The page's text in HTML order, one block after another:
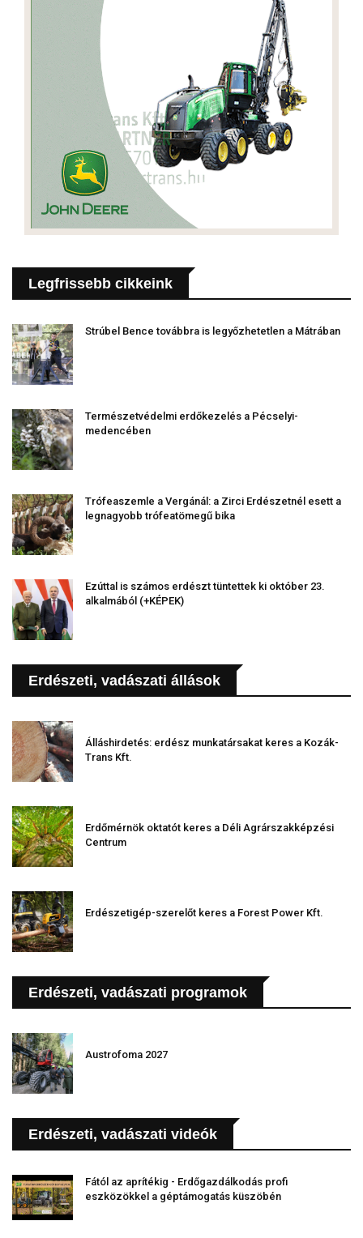
Legfrissebb cikkeink
Strúbel Bence továbbra is legyőzhetetlen a Mátrában
Természetvédelmi erdőkezelés a Pécselyi-
medencében
Trófeaszemle a Vergánál: a Zirci Erdészetnél esett a
legnagyobb trófeatömegű bika
Ezúttal is számos erdészt tüntettek ki október 23.
alkalmából (+KÉPEK)
Erdészeti, vadászati állások
Álláshirdetés: erdész munkatársakat keres a Kozák-
Trans Kft.
Erdőmérnök oktatót keres a Déli Agrárszakképzési
Centrum
Erdészetigép-szerelőt keres a Forest Power Kft.
Erdészeti, vadászati programok
Austrofoma 2027
Erdészeti, vadászati videók
Fától az aprítékig - Erdőgazdálkodás profi
eszközökkel a géptámogatás küszöbén